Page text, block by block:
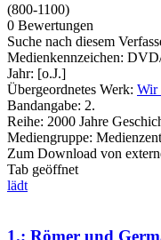
(800-1100)
0 Bewertungen
Suche nach diesem
Medienkennzeichen:
Jahr: [o.J.]
Übergeordnetes Werk: Wir
Bandangabe: 2.
Reihe: 2000 Jahre
Mediengruppe:
Zum Download von
Tab geöffnet
lädt
1.; Römer und